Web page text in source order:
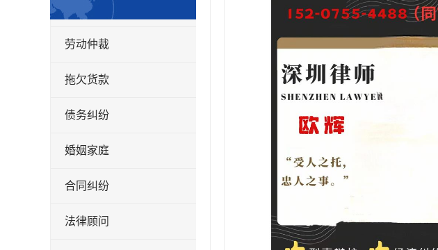
劳动仲裁
拖欠货款
债务纠纷
婚姻家庭
合同纠纷
法律顾问